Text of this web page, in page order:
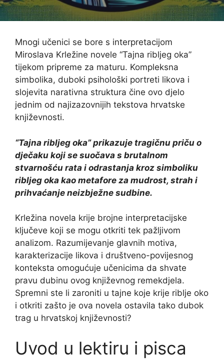
Mnogi učenici se bore s interpretacijom
Miroslava Krležine novele “Tajna ribljeg oka”
tijekom pripreme za maturu. Kompleksna
simbolika, duboki psihološki portreti likova i
slojevita narativna struktura čine ovo djelo
jednim od najizazovnijih tekstova hrvatske
književnosti.
“Tajna ribljeg oka” prikazuje tragičnu priču o
dječaku koji se suočava s brutalnom
stvarnošću rata i odrastanja kroz simboliku
ribljeg oka kao metafore za mudrost, strah i
prihvaćanje neizbježne sudbine.
Krležina novela krije brojne interpretacijske
ključeve koji se mogu otkriti tek pažljivom
analizom. Razumijevanje glavnih motiva,
karakterizacije likova i društveno-povijesnog
konteksta omogućuje učenicima da shvate
pravu dubinu ovog književnog remekdjela.
Spremni ste li zaroniti u tajne koje krije riblje oko
i otkriti zašto je ova novela ostavila tako dubok
trag u hrvatskoj književnosti?
Uvod u lektiru i pisca